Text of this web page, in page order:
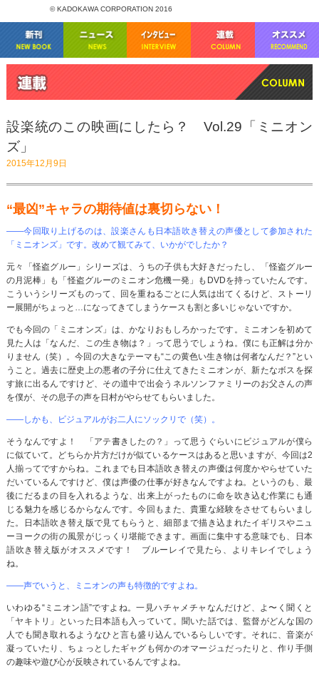
© KADOKAWA CORPORATION 2016
設楽統のこの映画にしたら？ Vol.29「ミニオン
ズ」
2015年12月9日
“最凶”キャラの期待値は裏切らない！
――今回取り上げるのは、設楽さんも日本語吹き替えの声優として参加された
「ミニオンズ」です。改めて観てみて、いかがでしたか？
元々「怪盗グルー」シリーズは、うちの子供も大好きだったし、「怪盗グルー
の月泥棒」も「怪盗グルーのミニオン危機一発」もDVDを持っていたんです。
こういうシリーズものって、回を重ねるごとに人気は出てくるけど、ストーリ
ー展開がちょっと…になってきてしまうケースも割と多いじゃないですか。
でも今回の「ミニオンズ」は、かなりおもしろかったです。ミニオンを初めて
見た人は「なんだ、この生き物は？」って思うでしょうね。僕にも正解は分か
りません（笑）。今回の大きなテーマも“この黄色い生き物は何者なんだ？”とい
うこと。過去に歴史上の悪者の子分に仕えてきたミニオンが、新たなボスを探
す旅に出るんですけど、その道中で出会うネルソンファミリーのお父さんの声
を僕が、その息子の声を日村がやらせてもらいました。
――しかも、ビジュアルがお二人にソックリで（笑）。
そうなんですよ！ 「アテ書きしたの？」って思うぐらいにビジュアルが僕ら
に似ていて。どちらか片方だけが似ているケースはあると思いますが、今回は2
人揃ってですからね。これまでも日本語吹き替えの声優は何度かやらせていた
だいているんですけど、僕は声優の仕事が好きなんですよね。というのも、最
後にだるまの目を入れるような、出来上がったものに命を吹き込む作業にも通
じる魅力を感じるからなんです。今回もまた、貴重な経験をさせてもらいまし
た。日本語吹き替え版で見てもらうと、細部まで描き込まれたイギリスやニュ
ーヨークの街の風景がじっくり堪能できます。画面に集中する意味でも、日本
語吹き替え版がオススメです！ ブルーレイで見たら、よりキレイでしょう
ね。
――声でいうと、ミニオンの声も特徴的ですよね。
いわゆる“ミニオン語”ですよね。一見ハチャメチャなんだけど、よ〜く聞くと
「ヤキトリ」といった日本語も入っていて。聞いた話では、監督がどんな国の
人でも聞き取れるようなひと言も盛り込んでいるらしいです。それに、音楽が
凝っていたり、ちょっとしたギャグも何かのオマージュだったりと、作り手側
の趣味や遊び心が反映されているんですよね。